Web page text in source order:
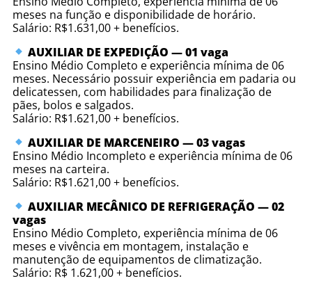
meses na função e disponibilidade de horário.
Salário: R$1.631,00 + benefícios.
AUXILIAR DE EXPEDIÇÃO — 01 vaga
Ensino Médio Completo e experiência mínima de 06
meses. Necessário possuir experiência em padaria ou
delicatessen, com habilidades para finalização de
pães, bolos e salgados.
Salário: R$1.621,00 + benefícios.
AUXILIAR DE MARCENEIRO — 03 vagas
Ensino Médio Incompleto e experiência mínima de 06
meses na carteira.
Salário: R$1.621,00 + benefícios.
AUXILIAR MECÂNICO DE REFRIGERAÇÃO — 02
vagas
Ensino Médio Completo, experiência mínima de 06
meses e vivência em montagem, instalação e
manutenção de equipamentos de climatização.
Salário: R$ 1.621,00 + benefícios.